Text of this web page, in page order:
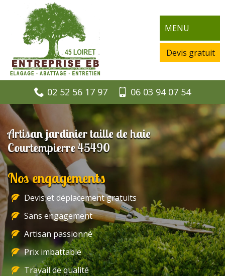
MENU
Devis gratuit
02 52 56 17 97 06 03 94 07 54
Artisan jardinier taille de haie
Courtempierre 45490
Nos engagements
Devis et déplacement gratuits
Sans engagement
Artisan passionné
Prix imbattable
Travail de qualité